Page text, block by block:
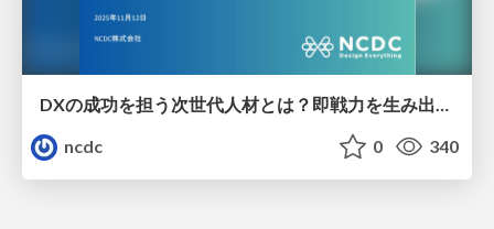
DXの成功を担う次世代人材とは？即戦力を生み出すビジネスアーキテクト育成法をご紹介します
ncdc
0 340